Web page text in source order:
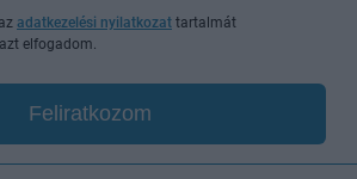
adatkezelési nyilatkozat tartalmát
elfogadom.
Feliratkozom